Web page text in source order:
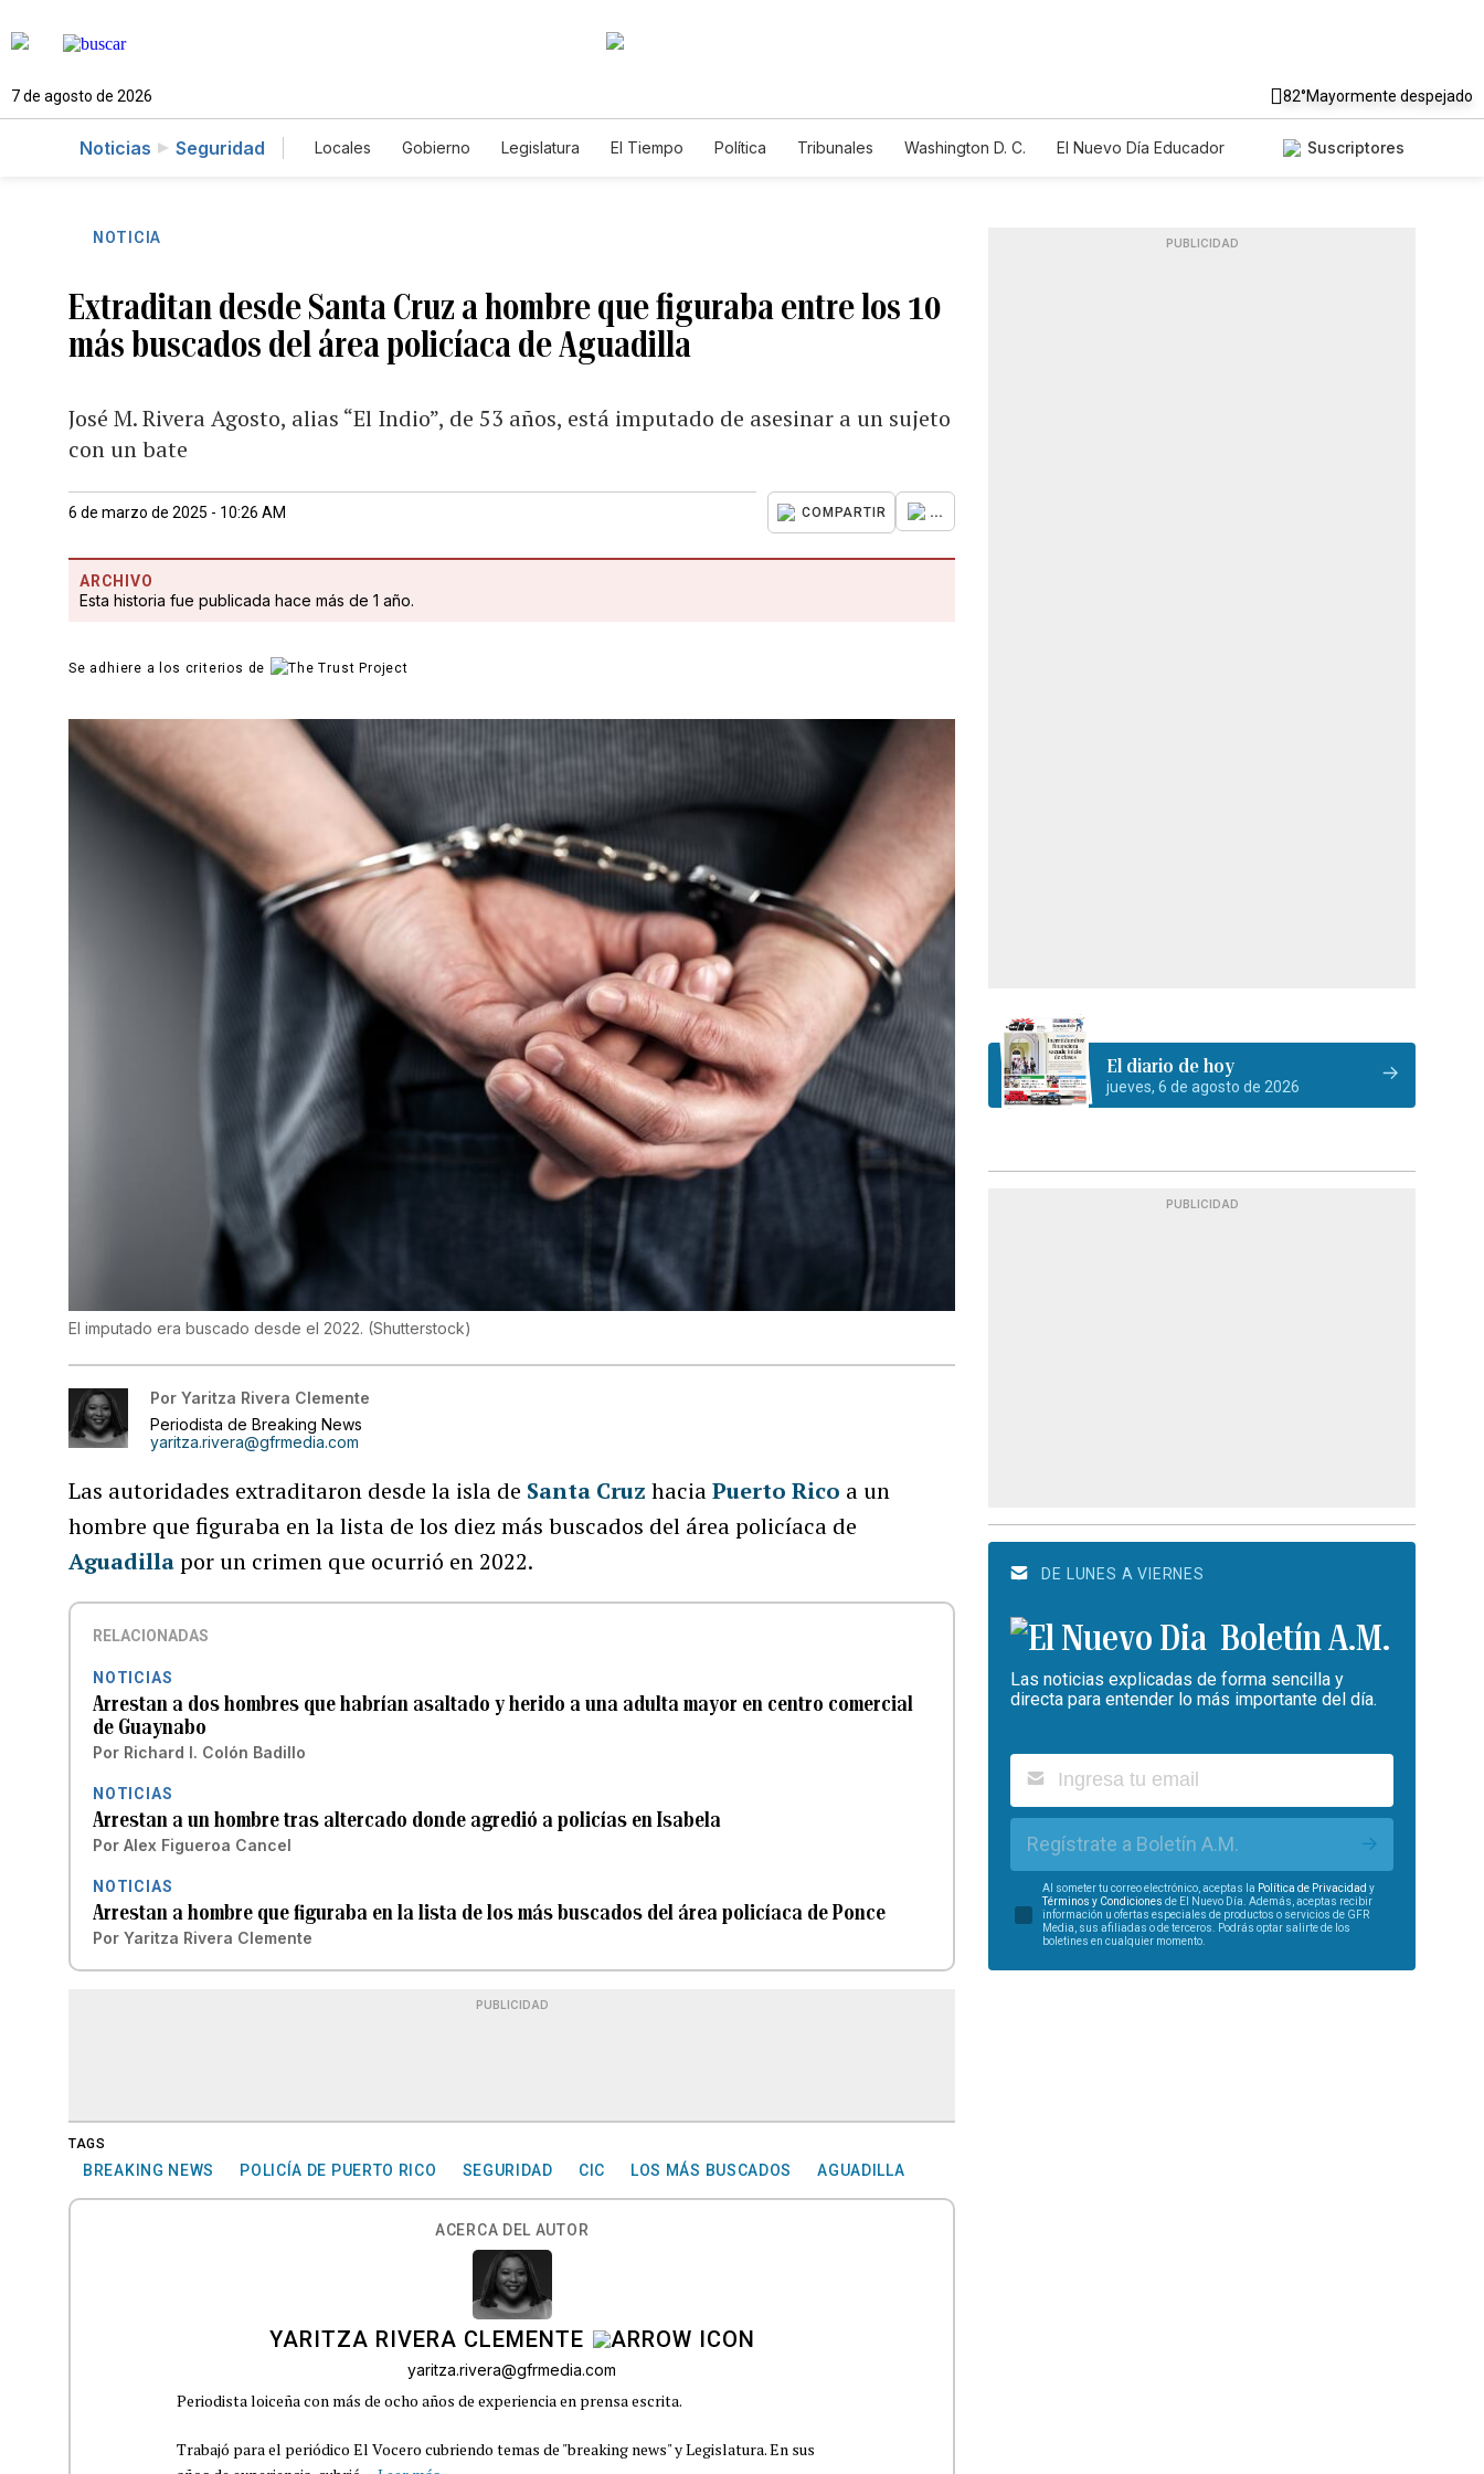
7 de agosto de 2026 82°Mayormente despejado
Noticias Seguridad Locales Gobierno Legislatura El Tiempo Política Tribunales Washington D. C.
El Nuevo Día Educador
Suscriptores
NOTICIA
Extraditan desde Santa Cruz a hombre que figuraba entre los 10
más buscados del área policíaca de Aguadilla
José M. Rivera Agosto, alias “El Indio”, de 53 años, está imputado de asesinar a un sujeto
con un bate
6 de marzo de 2025 - 10:26 AM COMPARTIR ...
ARCHIVO
Esta historia fue publicada hace más de 1 año.
Se adhiere a los criterios de
El imputado era buscado desde el 2022. (Shutterstock)
Por Yaritza Rivera Clemente
Periodista de Breaking News
yaritza.rivera@gfrmedia.com
Las autoridades extraditaron desde la isla de Santa Cruz haciaPuerto Rico a un
hombre que figuraba en la lista de los diez más buscados del área policíaca de
Aguadillapor un crimen que ocurrió en 2022.
RELACIONADAS
NOTICIAS
Arrestan a dos hombres que habrían asaltado y herido a una adulta mayor en centro comercial
de Guaynabo
Por Richard I. Colón Badillo
NOTICIAS
Arrestan a un hombre tras altercado donde agredió a policías en Isabela
Por Alex Figueroa Cancel
NOTICIAS
Arrestan a hombre que figuraba en la lista de los más buscados del área policíaca de Ponce
Por Yaritza Rivera Clemente
PUBLICIDAD
TAGS
BREAKING NEWS POLICÍA DE PUERTO RICO SEGURIDAD CIC LOS MÁS BUSCADOS AGUADILLA
ACERCA DEL AUTOR
YARITZA RIVERA CLEMENTE
yaritza.rivera@gfrmedia.com
Periodista loiceña con más de ocho años de experiencia en prensa escrita.
Trabajó para el periódico El Vocero cubriendo temas de "breaking news" y Legislatura. En sus
PUBLICIDAD
El diario de hoy
jueves, 6 de agosto de 2026
PUBLICIDAD
DE LUNES A VIERNES
Boletín A.M.
Las noticias explicadas de forma sencilla y
directa para entender lo más importante del día.
Regístrate a Boletín A.M.
Al someter tu correo electrónico, aceptas la Política de Privacidad y
Términos y Condiciones de El Nuevo Día. Además, aceptas recibir
información u ofertas especiales de productos o servicios de GFR
Media, sus afiliadas o de terceros. Podrás optar salirte de los
boletines en cualquier momento.